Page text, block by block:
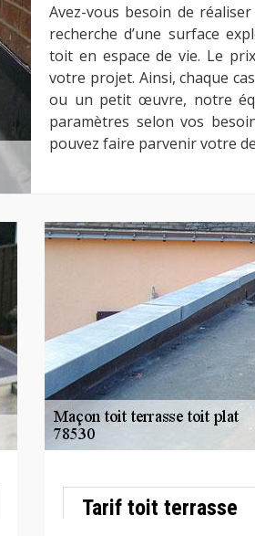
Avez-vous besoin de
recherche d’une surface
toit en espace de vie. Le
votre projet. Ainsi, chaque
ou un petit œuvre, notre
paramètres selon vos
pouvez faire parvenir votre
Tarif toit terrasse